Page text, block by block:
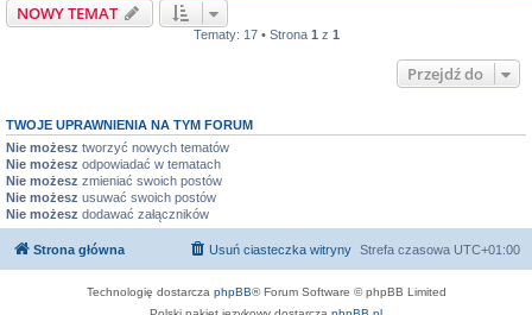
NOWY TEMAT
Tematy: 17 • Strona 1 z 1
Przejdź do
TWOJE UPRAWNIENIA NA TYM FORUM
Nie możesz tworzyć nowych tematów
Nie możesz odpowiadać w tematach
Nie możesz zmieniać swoich postów
Nie możesz usuwać swoich postów
Nie możesz dodawać załączników
Strona główna Strefa czasowa UTC+01:00
Usuń ciasteczka witryny
Technologię dostarcza phpBB® Forum Software © phpBB Limited